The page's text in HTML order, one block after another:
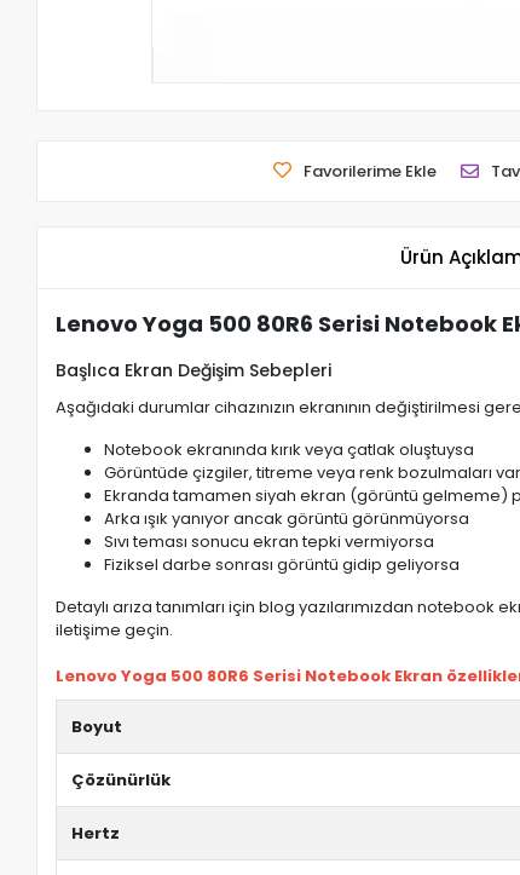
Favorilerime Ekle
Ürün
Lenovo Yoga 500 80R6 Serisi Notebook
Başlıca Ekran Değişim Sebepleri
Aşağıdaki durumlar cihazınızın ekranının değiştirilmesi
Notebook ekranında kırık veya çatlak oluştuysa
Görüntüde çizgiler, titreme veya renk bozulmaları
Ekranda tamamen siyah ekran (görüntü gelmeme)
Arka ışık yanıyor ancak görüntü görünmüyorsa
Sıvı teması sonucu ekran tepki vermiyorsa
Fiziksel darbe sonrası görüntü gidip geliyorsa
Detaylı arıza tanımları için blog yazılarımızdan
iletişime geçin.
Lenovo Yoga 500 80R6 Serisi Notebook Ekran
Boyut
Çözünürlük
Hertz